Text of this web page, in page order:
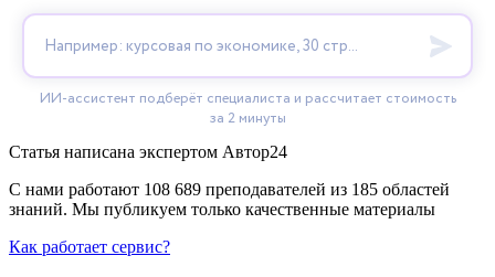
Статья написана экспертом Автор24
С нами работают 108 689 преподавателей из 185 областей
знаний. Мы публикуем только качественные материалы
Как работает сервис?